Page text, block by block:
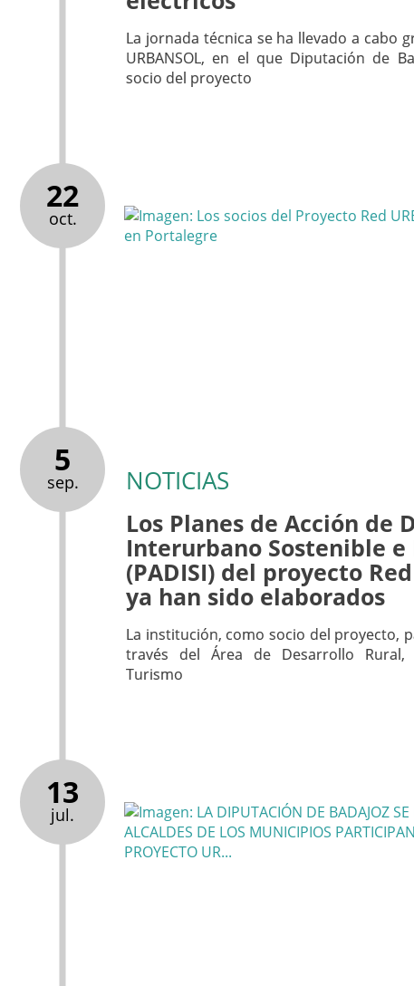
La jornada técnica se ha llevado a cabo
URBANSOL, en el que Diputación de
socio del proyecto
22
oct.
5
sep. NOTICIAS
Los Planes de Acción de
Interurbano Sostenible
(PADISI) del proyecto
ya han sido elaborados
La institución, como socio del proyecto,
través del Área de Desarrollo Rural,
Turismo
13
jul.